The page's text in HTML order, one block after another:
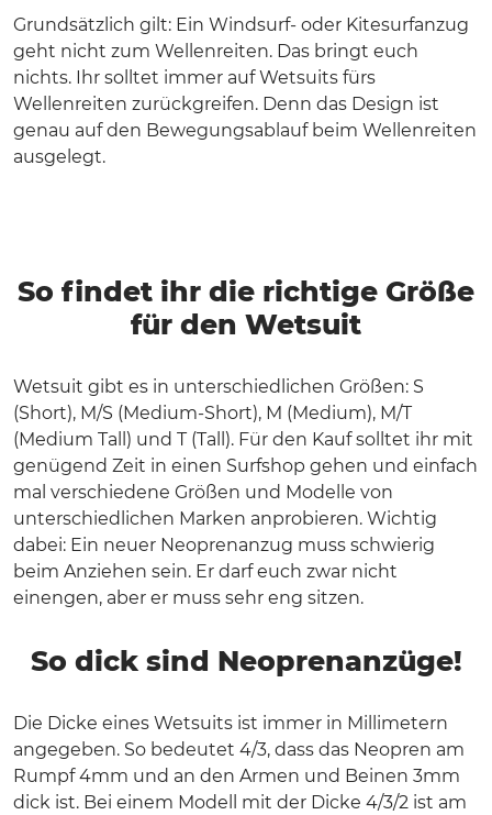
Grundsätzlich gilt: Ein Windsurf- oder Kitesurfanzug
geht nicht zum Wellenreiten. Das bringt euch
nichts. Ihr solltet immer auf Wetsuits fürs
Wellenreiten zurückgreifen. Denn das Design ist
genau auf den Bewegungsablauf beim Wellenreiten
ausgelegt.
So findet ihr die richtige Größe
für den Wetsuit
Wetsuit gibt es in unterschiedlichen Größen: S
(Short), M/S (Medium-Short), M (Medium), M/T
(Medium Tall) und T (Tall). Für den Kauf solltet ihr mit
genügend Zeit in einen Surfshop gehen und einfach
mal verschiedene Größen und Modelle von
unterschiedlichen Marken anprobieren. Wichtig
dabei: Ein neuer Neoprenanzug muss schwierig
beim Anziehen sein. Er darf euch zwar nicht
einengen, aber er muss sehr eng sitzen.
So dick sind Neoprenanzüge!
Die Dicke eines Wetsuits ist immer in Millimetern
angegeben. So bedeutet 4/3, dass das Neopren am
Rumpf 4mm und an den Armen und Beinen 3mm
dick ist. Bei einem Modell mit der Dicke 4/3/2 ist am